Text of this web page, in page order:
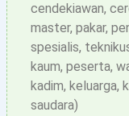
cendekiawan,
master, pakar,
spesialis,
kaum, peserta,
kadim, keluarga,
saudara)